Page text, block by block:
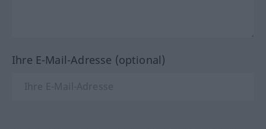
Ihre E-Mail-Adresse (optional)